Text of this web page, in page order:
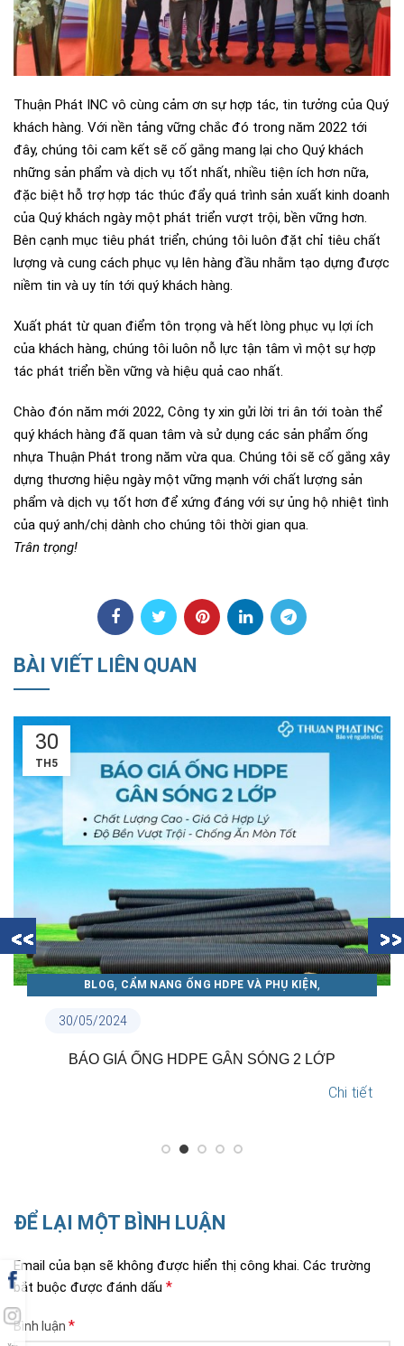
Thuận Phát INC vô cùng cảm ơn sự hợp tác, tin tưởng của Quý
khách hàng. Với nền tảng vững chắc đó trong năm 2022 tới
đây, chúng tôi cam kết sẽ cố gắng mang lại cho Quý khách
những sản phẩm và dịch vụ tốt nhất, nhiều tiện ích hơn nữa,
đặc biệt hỗ trợ hợp tác thúc đẩy quá trình sản xuất kinh doanh
của Quý khách ngày một phát triển vượt trội, bền vững hơn.
Bên cạnh mục tiêu phát triển, chúng tôi luôn đặt chỉ tiêu chất
lượng và cung cách phục vụ lên hàng đầu nhằm tạo dựng được
niềm tin và uy tín tới quý khách hàng.
Xuất phát từ quan điểm tôn trọng và hết lòng phục vụ lợi ích
của khách hàng, chúng tôi luôn nỗ lực tận tâm vì một sự hợp
tác phát triển bền vững và hiệu quả cao nhất.
Chào đón năm mới 2022, Công ty xin gửi lời tri ân tới toàn thể
quý khách hàng đã quan tâm và sử dụng các sản phẩm ống
nhựa Thuận Phát trong năm vừa qua. Chúng tôi sẽ cố gắng xây
dựng thương hiệu ngày một vững mạnh với chất lượng sản
phẩm và dịch vụ tốt hơn để xứng đáng với sự ủng hộ nhiệt tình
của quý anh/chị dành cho chúng tôi thời gian qua.
Trân trọng!
BÀI VIẾT LIÊN QUAN
18
TH5
18/05/2024
BLOG,CẨM NANG ỐNG NHỰA THUẬN PHÁT, TIN NỘI BỘ
TẠI SAO NÊN LỰA CHỌN ỐNG NHỰA THUẬN PHÁT?
Chi tiết
ĐỂ LẠI MỘT BÌNH LUẬN
Email của bạn sẽ không được hiển thị công khai. Các trường
bắt buộc được đánh dấu *
Bình luận *